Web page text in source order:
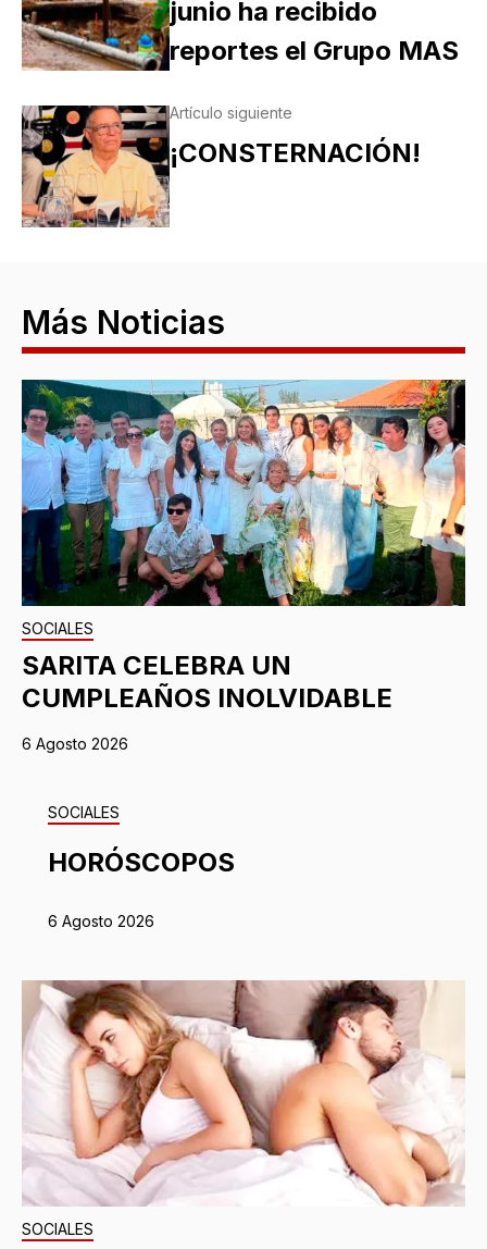
junio ha recibido
reportes el Grupo MAS
Artículo siguiente
¡CONSTERNACIÓN!
Más Noticias
SOCIALES
SARITA CELEBRA UN
CUMPLEAÑOS INOLVIDABLE
6 Agosto 2026
SOCIALES
HORÓSCOPOS
6 Agosto 2026
SOCIALES